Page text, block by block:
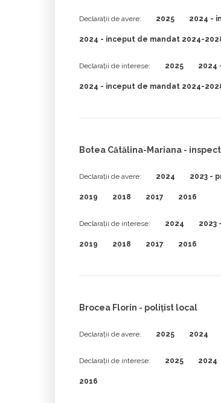
Declarații de avere: 2025 2024 -
2024 - inceput de mandat 2024-
Declarații de interese: 2025 2024
2024 - inceput de mandat 2024-
Botea Cătălina-Mariana -
Declarații de avere: 2024 2023 -
2019 2018 2017 2016
Declarații de interese: 2024 2023
2019 2018 2017 2016
Brocea Florin - poliţist local
Declarații de avere: 2025 2024
Declarații de interese: 2025 2024
2016